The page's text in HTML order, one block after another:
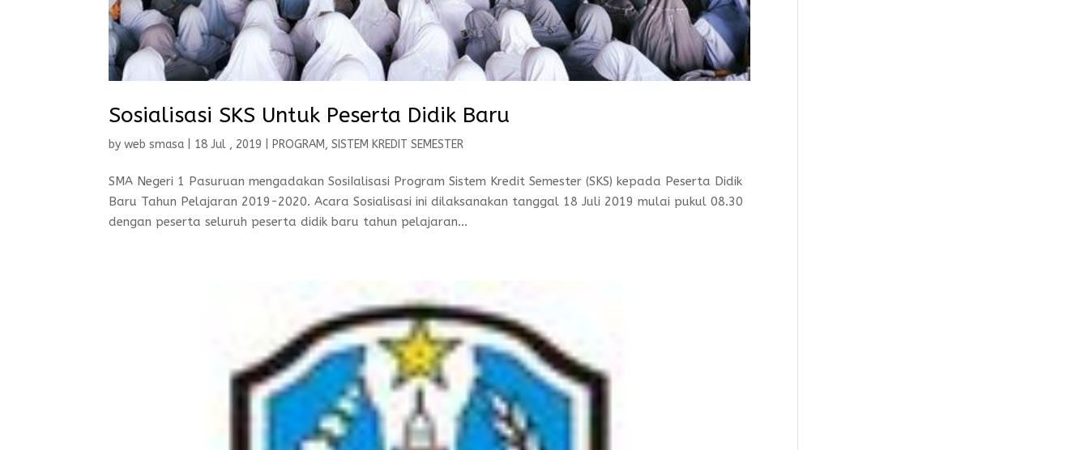
Sosialisasi SKS Untuk Peserta Didik Baru
byweb smasa 18 Jul , 2019 PROGRAM,SISTEM KREDIT SEMESTER
SMA Negeri 1 Pasuruan mengadakan SosiIalisasi Program Sistem Kredit Semester (SKS) kepada Peserta Didik
Baru Tahun Pelajaran 2019-2020. Acara Sosialisasi ini dilaksanakan tanggal 18 Juli 2019 mulai pukul 08.30
dengan peserta seluruh peserta didik baru tahun pelajaran...